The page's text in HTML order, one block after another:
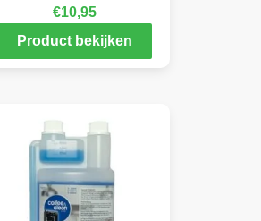
€10,95
Product bekijken